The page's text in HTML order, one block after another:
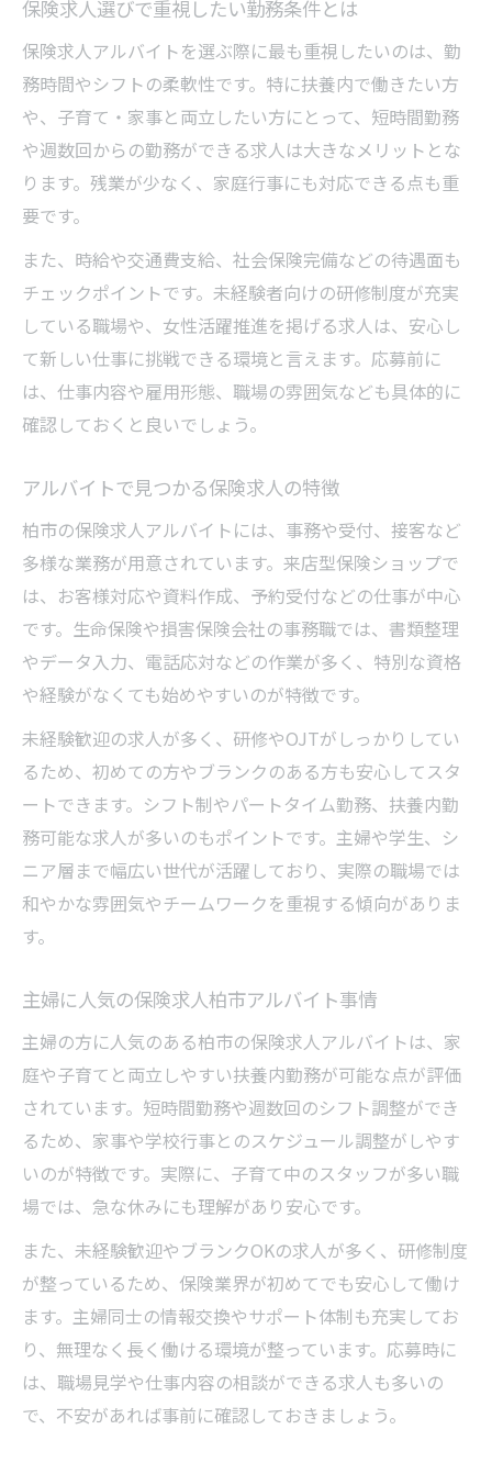
保険求人選びで重視したい勤務条件とは
保険求人アルバイトを選ぶ際に最も重視したいのは、勤
務時間やシフトの柔軟性です。特に扶養内で働きたい方
や、子育て・家事と両立したい方にとって、短時間勤務
や週数回からの勤務ができる求人は大きなメリットとな
ります。残業が少なく、家庭行事にも対応できる点も重
要です。
また、時給や交通費支給、社会保険完備などの待遇面も
チェックポイントです。未経験者向けの研修制度が充実
している職場や、女性活躍推進を掲げる求人は、安心し
て新しい仕事に挑戦できる環境と言えます。応募前に
は、仕事内容や雇用形態、職場の雰囲気なども具体的に
確認しておくと良いでしょう。
アルバイトで見つかる保険求人の特徴
柏市の保険求人アルバイトには、事務や受付、接客など
多様な業務が用意されています。来店型保険ショップで
は、お客様対応や資料作成、予約受付などの仕事が中心
です。生命保険や損害保険会社の事務職では、書類整理
やデータ入力、電話応対などの作業が多く、特別な資格
や経験がなくても始めやすいのが特徴です。
未経験歓迎の求人が多く、研修やOJTがしっかりしてい
るため、初めての方やブランクのある方も安心してスタ
ートできます。シフト制やパートタイム勤務、扶養内勤
務可能な求人が多いのもポイントです。主婦や学生、シ
ニア層まで幅広い世代が活躍しており、実際の職場では
和やかな雰囲気やチームワークを重視する傾向がありま
す。
主婦に人気の保険求人柏市アルバイト事情
主婦の方に人気のある柏市の保険求人アルバイトは、家
庭や子育てと両立しやすい扶養内勤務が可能な点が評価
されています。短時間勤務や週数回のシフト調整ができ
るため、家事や学校行事とのスケジュール調整がしやす
いのが特徴です。実際に、子育て中のスタッフが多い職
場では、急な休みにも理解があり安心です。
また、未経験歓迎やブランクOKの求人が多く、研修制度
が整っているため、保険業界が初めてでも安心して働け
ます。主婦同士の情報交換やサポート体制も充実してお
り、無理なく長く働ける環境が整っています。応募時に
は、職場見学や仕事内容の相談ができる求人も多いの
で、不安があれば事前に確認しておきましょう。